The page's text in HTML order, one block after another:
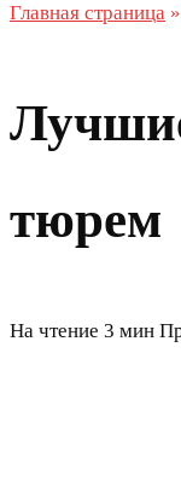
Главная страница »
тюрем
На чтение 3 мин